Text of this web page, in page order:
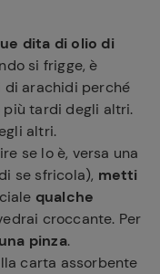
dita di olio di
si frigge, è
di arachidi perché
più tardi degli altri.
altri.
se lo è, versa una
se sfricola), metti
qualche
croccante. Per
pinza.
carta assorbente